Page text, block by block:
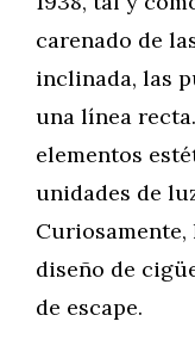
carenado de
inclinada, las
una línea
elementos
unidades de
diseño de
de escape.